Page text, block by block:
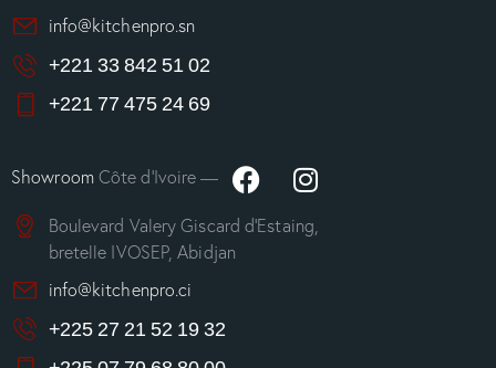
info@kitchenpro.sn
+221 33 842 51 02
+221 77 475 24 69
ShowroomCôte d’Ivoire —
Boulevard Valery Giscard d’Estaing,
bretelle IVOSEP, Abidjan
info@kitchenpro.ci
+225 27 21 52 19 32